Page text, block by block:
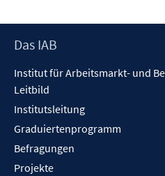
Footer
Das IAB
Institut für Arbeitsmarkt- und
Leitbild
Institutsleitung
Graduiertenprogramm
Befragungen
Projekte